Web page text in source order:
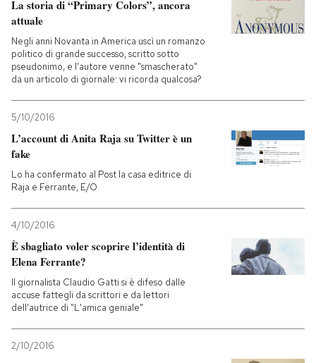
La storia di “Primary Colors”, ancora
attuale
Negli anni Novanta in America uscì un romanzo
politico di grande successo, scritto sotto
pseudonimo, e l'autore venne "smascherato"
da un articolo di giornale: vi ricorda qualcosa?
5/10/2016
L’account di Anita Raja su Twitter è un
fake
Lo ha confermato al Post la casa editrice di
Raja e Ferrante, E/O
4/10/2016
È sbagliato voler scoprire l’identità di
Elena Ferrante?
Il giornalista Claudio Gatti si è difeso dalle
accuse fattegli da scrittori e da lettori
dell'autrice di "L'amica geniale"
2/10/2016